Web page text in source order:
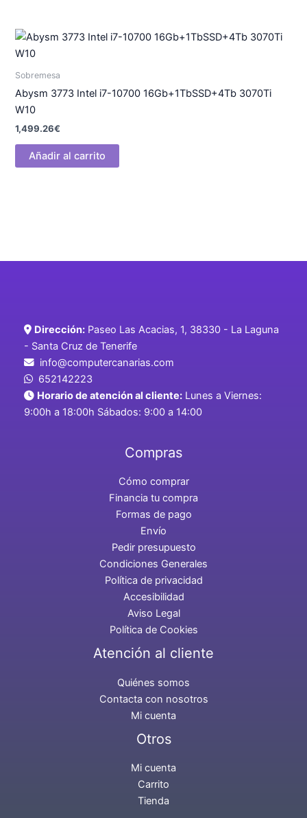
Sobremesa
Abysm 3773 Intel i7-10700 16Gb+1TbSSD+4Tb 3070Ti
W10
1,499.26€
Añadir al carrito
Dirección: Paseo Las Acacias, 1, 38330 - La Laguna
- Santa Cruz de Tenerife
info@computercanarias.com
652142223
Horario de atención al cliente: Lunes a Viernes:
9:00h a 18:00h Sábados: 9:00 a 14:00
Compras
Cómo comprar
Financia tu compra
Formas de pago
Envío
Pedir presupuesto
Condiciones Generales
Política de privacidad
Accesibilidad
Aviso Legal
Política de Cookies
Atención al cliente
Quiénes somos
Contacta con nosotros
Mi cuenta
Otros
Mi cuenta
Carrito
Tienda